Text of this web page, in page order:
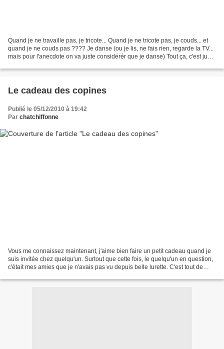
Quand je ne travaille pas, je tricote... Quand je ne tricote pas, je couds... et
quand je ne couds pas ???? Je danse (ou je lis, ne fais rien, regarde la TV...
mais pour l'anecdote on va juste considérér que je danse) Tout ça, c'est juste
Le cadeau des copines
Publié le 05/12/2010 à 19:42
Par chatchiffonne
Vous me connaissez maintenant, j'aime bien faire un petit cadeau quand je
suis invitée chez quelqu'un. Surtout que cette fois, le quelqu'un en question,
c'était mes amies que je n'avais pas vu depuis belle lurette. C'est tout de